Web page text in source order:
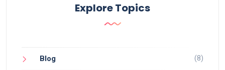
Explore Topics
Blog (8)